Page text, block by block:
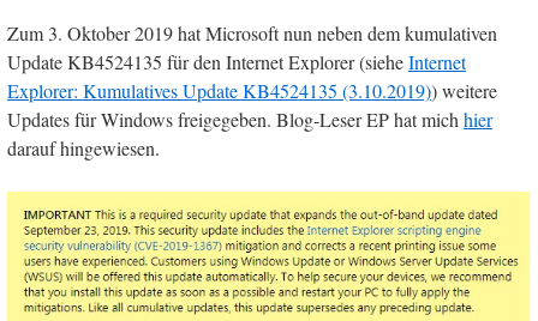
Zum 3. Oktober 2019 hat Microsoft nun neben dem kumulativen
Update KB4524135 für den Internet Explorer (sieheInternet
Explorer: Kumulatives Update KB4524135 (3.10.2019)) weitere
Updates für Windows freigegeben. Blog-Leser EP hat michhier
darauf hingewiesen.